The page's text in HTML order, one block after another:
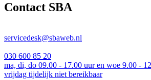
Contact SBA
servicedesk@sbaweb.nl
030 600 85 20
ma, di, do 09.00 - 17.00 uur en woe 9.00 -
vrijdag tijdelijk niet bereikbaar